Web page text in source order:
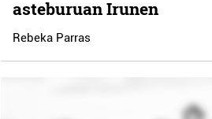
asteburuan Irunen
Rebeka Parras